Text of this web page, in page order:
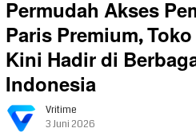
Permudah Akses
Paris Premium,
Kini Hadir di
Indonesia
Vritime
3 Juni 2026